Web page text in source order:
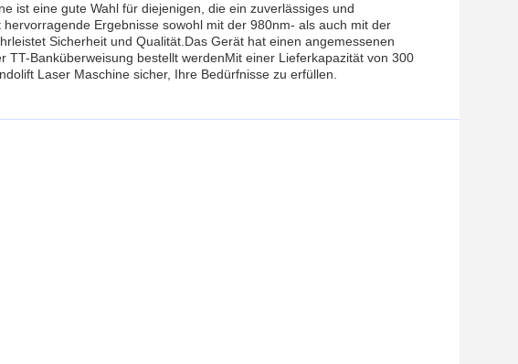
ist eine gute Wahl für diejenigen, die ein zuverlässiges und
Ergebnisse sowohl mit der 980nm- als auch mit der
Sicherheit und Qualität.Das Gerät hat einen angemessenen
Banküberweisung bestellt werdenMit einer Lieferkapazität von 300
Laser Maschine sicher, Ihre Bedürfnisse zu erfüllen.